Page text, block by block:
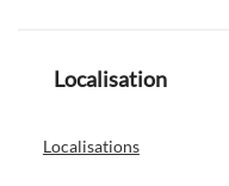
Localisation
Localisations